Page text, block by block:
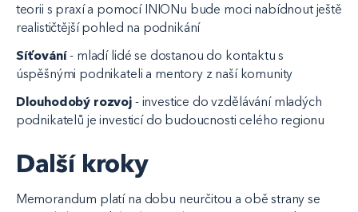
teorii s praxí a pomocí INIONu bude moci nabídnout ještě
realističtější pohled na podnikání
Síťování- mladí lidé se dostanou do kontaktu s
úspěšnými podnikateli a mentory z naší komunity
Dlouhodobý rozvoj - investice do vzdělávání mladých
podnikatelů je investicí do budoucnosti celého regionu
Další kroky
Memorandum platí na dobu neurčitou a obě strany se